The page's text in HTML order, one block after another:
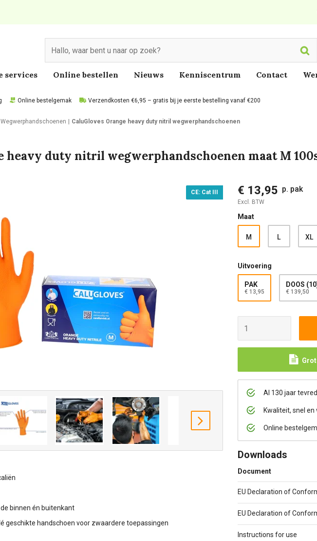
services Online bestellen Nieuws Kenniscentrum Contact
Online bestelgemak Verzendkosten €6,95 – gratis bij je eerste bestelling vanaf €200
Wegwerphandschoenen CaluGloves Orange heavy duty nitril wegwerphandschoenen
heavy duty nitril wegwerphandschoenen maat M
CE: Cat III
volgende
€ 13,95 p. pak
Excl. BTW
Maat
M L XL
Uitvoering
PAK
€ 13,95
DOOS
€ 139,50
Al 130 jaar
Kwaliteit, snel en
Online
Downloads
Document
EU Declaration of
EU Declaration of
Instructions for use
binnen én buitenkant
geschikte handschoen voor zwaardere toepassingen